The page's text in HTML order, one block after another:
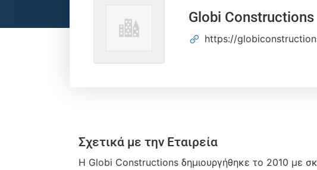
Globi Constructions
https://
Σχετικά με την Εταιρεία
H Globi Constructions δημιουργήθηκε το 2010 με